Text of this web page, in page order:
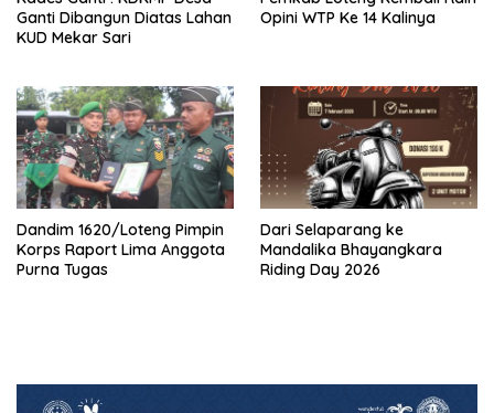
Ganti Dibangun Diatas Lahan
KUD Mekar Sari
Opini WTP Ke 14 Kalinya
Dandim 1620/Loteng Pimpin
Korps Raport Lima Anggota
Purna Tugas
‎Dari Selaparang ke
Mandalika Bhayangkara
Riding Day 2026